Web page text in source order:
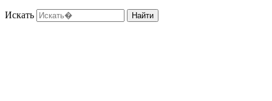
Искать Найти